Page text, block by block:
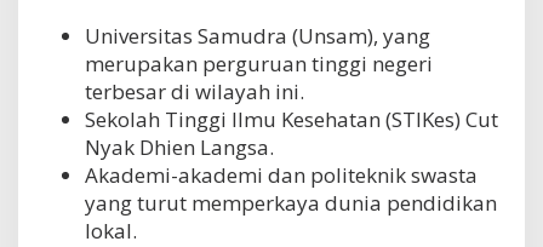
Universitas Samudra (Unsam), yang
merupakan perguruan tinggi negeri
terbesar di wilayah ini.
Sekolah Tinggi Ilmu Kesehatan (STIKes) Cut
Nyak Dhien Langsa.
Akademi-akademi dan politeknik swasta
yang turut memperkaya dunia pendidikan
lokal.